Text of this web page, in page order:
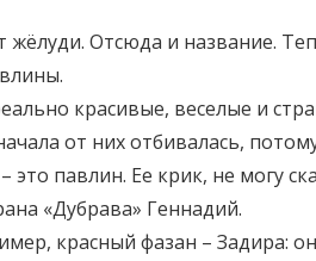
Отсюда и название.
красивые, веселые и
от них отбивалась,
павлин. Ее крик, не могу
«Дубрава» Геннадий.
красный фазан – Задира: